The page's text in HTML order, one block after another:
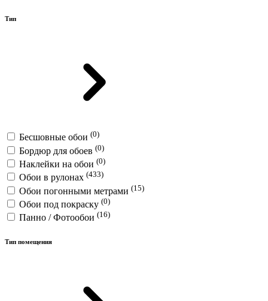
Тип
Бесшовные обои (0)
Бордюр для обоев (0)
Наклейки на обои (0)
Обои в рулонах (433)
Обои погонными метрами (15)
Обои под покраску (0)
Панно / Фотообои (16)
Тип помещения